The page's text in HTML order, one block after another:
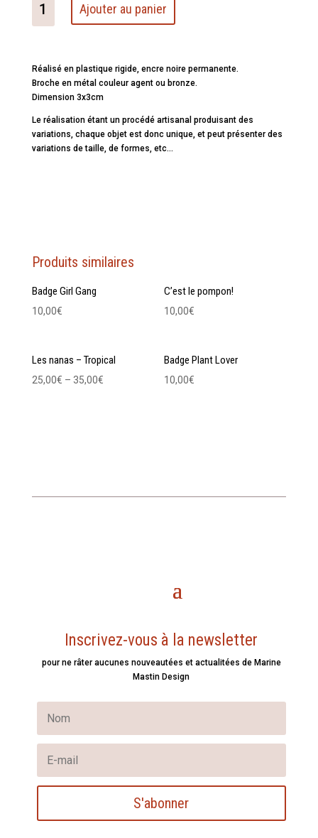
Badge
Ajouter au panier
Réalisé en plastique rigide, encre noire permanente.
Broche en métal couleur agent ou bronze.
Dimension 3x3cm
Le réalisation étant un procédé artisanal produisant des
variations, chaque objet est donc unique, et peut présenter des
variations de taille, de formes, etc…
Produits similaires
Badge Girl Gang
10,00€
C’est le pompon!
10,00€
Les nanas – Tropical
25,00€ – 35,00€
Badge Plant Lover
10,00€
Inscrivez-vous à la newsletter
pour ne râter aucunes nouveautées et actualitées de Marine
Mastin Design
S'abonner